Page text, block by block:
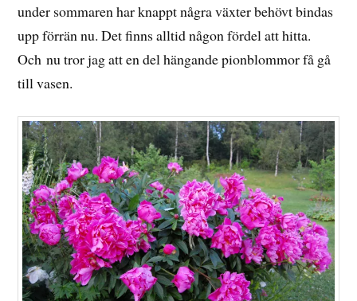
under sommaren har knappt några växter behövt bindas
upp förrän nu. Det finns alltid någon fördel att hitta.
Och nu tror jag att en del hängande pionblommor få gå
till vasen.